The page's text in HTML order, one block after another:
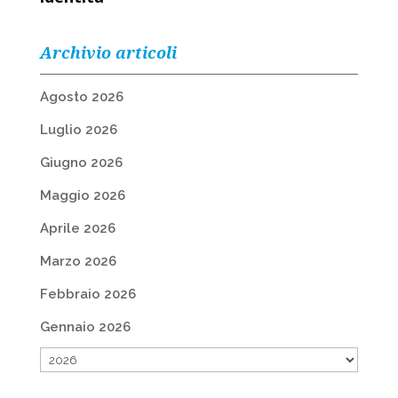
Archivio articoli
Agosto 2026
Luglio 2026
Giugno 2026
Maggio 2026
Aprile 2026
Marzo 2026
Febbraio 2026
Gennaio 2026